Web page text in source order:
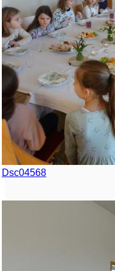
Dsc04568